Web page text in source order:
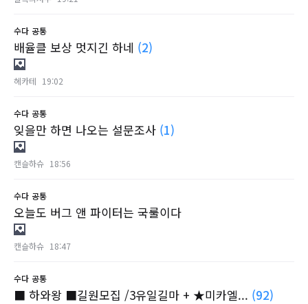
수다 공통
배율클 보상 멋지긴 하네 (2)
헤카테 19:02
수다 공통
잊을만 하면 나오는 설문조사 (1)
캔슬하슈 18:56
수다 공통
오늘도 버그 앤 파이터는 국룰이다
캔슬하슈 18:47
수다 공통
■ 하와왕 ■길원모집 /3유일길마 + ★미카엘... (92)